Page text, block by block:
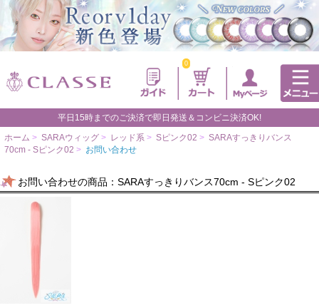
0
平日15時までのご決済で即日発送＆コンビニ決済OK!
ホーム > SARAウィッグ > レッド系 > Sピンク02 > SARAすっきりバンス
70cm - Sピンク02 > お問い合わせ
お問い合わせの商品：SARAすっきりバンス70cm - Sピンク02